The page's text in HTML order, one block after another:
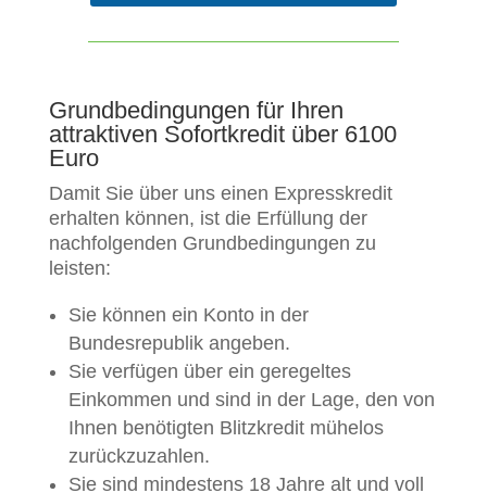
Grundbedingungen für Ihren
attraktiven Sofortkredit über 6100
Euro
Damit Sie über uns einen Expresskredit
erhalten können, ist die Erfüllung der
nachfolgenden Grundbedingungen zu
leisten:
Sie können ein Konto in der
Bundesrepublik angeben.
Sie verfügen über ein geregeltes
Einkommen und sind in der Lage, den von
Ihnen benötigten Blitzkredit mühelos
zurückzuzahlen.
Sie sind mindestens 18 Jahre alt und voll